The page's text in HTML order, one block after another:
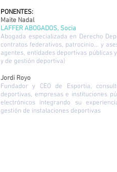
PONENTES:
Maite Nadal
LAFFER ABOGADOS, Socia
Abogada especializada en Derecho
contratos federativos, patrocinio… y
agentes, entidades deportivas públicas
y de gestión deportiva)
Jordi Royo
Fundador y CEO de Esportia,
deportivas, empresas e instituciones
electrónicos integrando su
gestión de instalaciones deportivas